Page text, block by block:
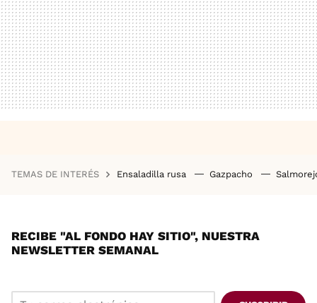
TEMAS DE INTERÉS Ensaladilla rusa Gazpacho
RECIBE "AL FONDO HAY SITIO", NUESTRA
NEWSLETTER SEMANAL